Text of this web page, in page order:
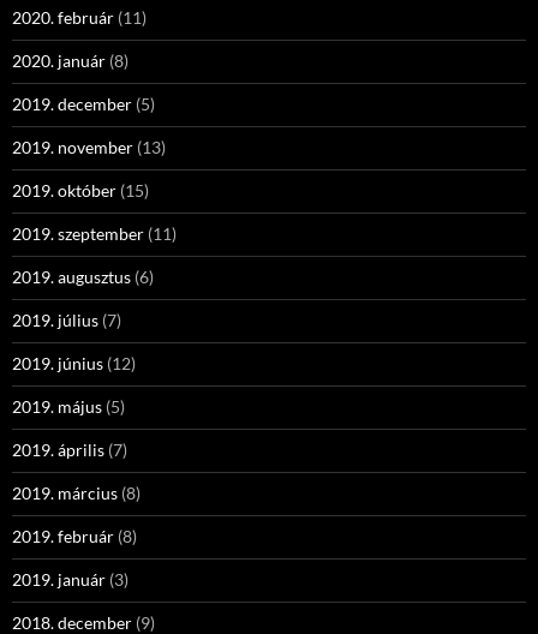
2020. február (11)
2020. január (8)
2019. december (5)
2019. november (13)
2019. október (15)
2019. szeptember (11)
2019. augusztus (6)
2019. július (7)
2019. június (12)
2019. május (5)
2019. április (7)
2019. március (8)
2019. február (8)
2019. január (3)
2018. december (9)